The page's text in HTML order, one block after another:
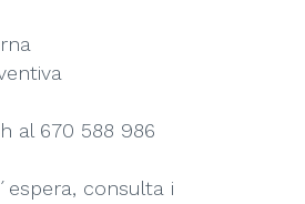
al 670 588 986
consulta i